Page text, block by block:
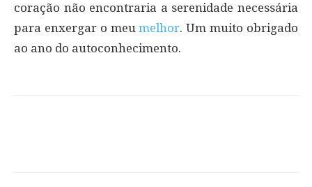
coração não encontraria a serenidade necessária
para enxergar o meumelhor. Um muito obrigado
ao ano do autoconhecimento.